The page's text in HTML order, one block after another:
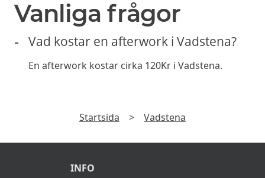
Prenumerera gärna på erbjudanden från
restauranger och få dem direkt i din e-post. Exklusiva
erbjudanden varje månad.
►
Vanliga frågor